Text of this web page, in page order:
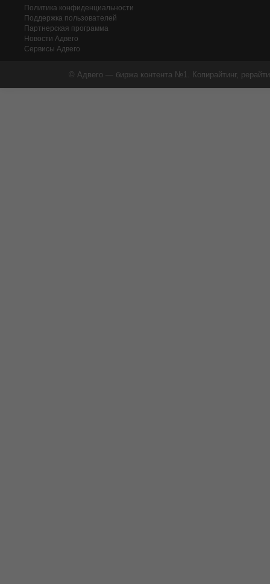
Политика конфиденциальности
Поддержка пользователей
Партнерская программа
Новости Адвего
Сервисы Адвего
© Адвего — биржа контента №1. Копирайтинг,